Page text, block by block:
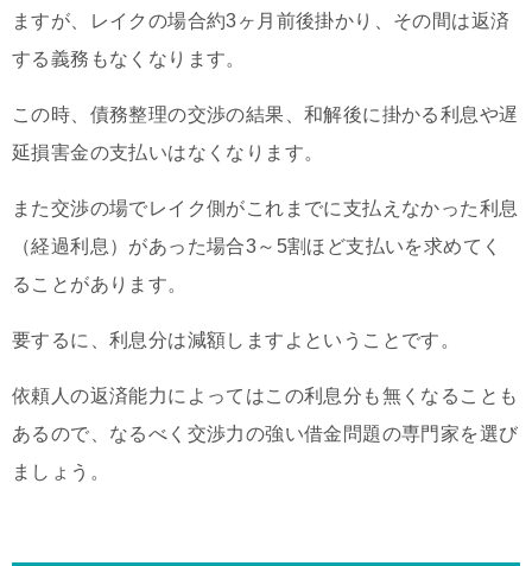
ますが、レイクの場合約3ヶ月前後掛かり、その間は返済
する義務もなくなります。
この時、債務整理の交渉の結果、和解後に掛かる利息や遅
延損害金の支払いはなくなります。
また交渉の場でレイク側がこれまでに支払えなかった利息
（経過利息）があった場合3～5割ほど支払いを求めてく
ることがあります。
要するに、利息分は減額しますよということです。
依頼人の返済能力によってはこの利息分も無くなることも
あるので、なるべく交渉力の強い借金問題の専門家を選び
ましょう。